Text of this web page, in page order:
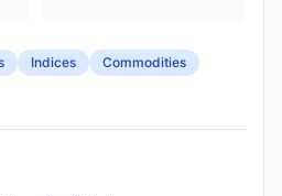
Indices
Commodities